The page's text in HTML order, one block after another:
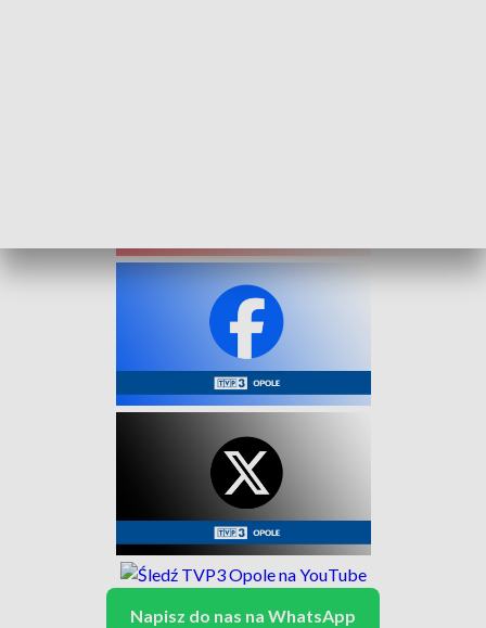
Napisz do nas na WhatsApp